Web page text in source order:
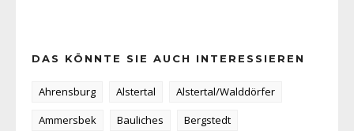
DAS KÖNNTE SIE AUCH INTERESSIEREN
Ahrensburg Alstertal
Alstertal/Walddörfer
Ammersbek
Bauliches
Bergstedt